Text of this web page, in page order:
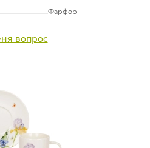
Фарфор
вопрос